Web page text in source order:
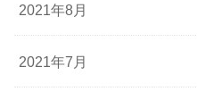
2021年8月
2021年7月